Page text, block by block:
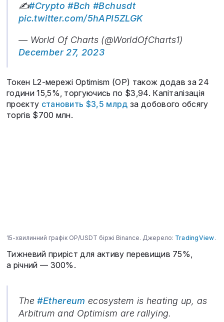
✍️#Crypto #Bch #Bchusdt
pic.twitter.com/5hAPI5ZLGK
— World Of Charts (@WorldOfCharts1)
December 27, 2023
Токен L2-мережі Optimism (OP) також додав за 24
години 15,5%, торгуючись по $3,94. Капіталізація
проєкту становить $3,5 млрд за добового обсягу
торгів $700 млн.
15-хвилинний графік OP/USDT біржі Binance. Джерело: TradingView.
Тижневий приріст для активу перевищив 75%,
а річний — 300%.
The#Ethereum ecosystem is heating up, as
Arbitrum and Optimism are rallying.